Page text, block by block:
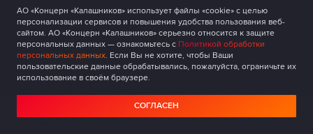
АО «Концерн «Калашников» использует файлы «cookie» с целью
персонализации сервисов и повышения удобства пользования веб-
сайтом. АО «Концерн «Калашников» серьезно относится к защите
персональных данных — ознакомьтесь с Политикой обработки
персональных данных. Если Вы не хотите, чтобы Ваши
пользовательские данные обрабатывались, пожалуйста, ограничьте их
использование в своём браузере.
СОГЛАСЕН